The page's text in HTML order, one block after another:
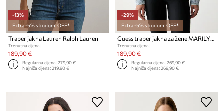
-13%
Extra -5% s kodom: OFF*
Traper jakna Lauren Ralph Lauren
Trenutna cijena:
189,90 €
Regularna cijena:279,90 €
Najniža cijena:219,90 €
-29%
Extra -5% s kodom: OFF*
Guess traper jakna za žene MARILYN MONROE
Trenutna cijena:
189,90 €
Regularna cijena:269,90 €
Najniža cijena:269,90 €